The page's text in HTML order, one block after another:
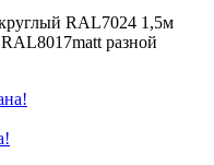
RAL7024 1,5м
разной